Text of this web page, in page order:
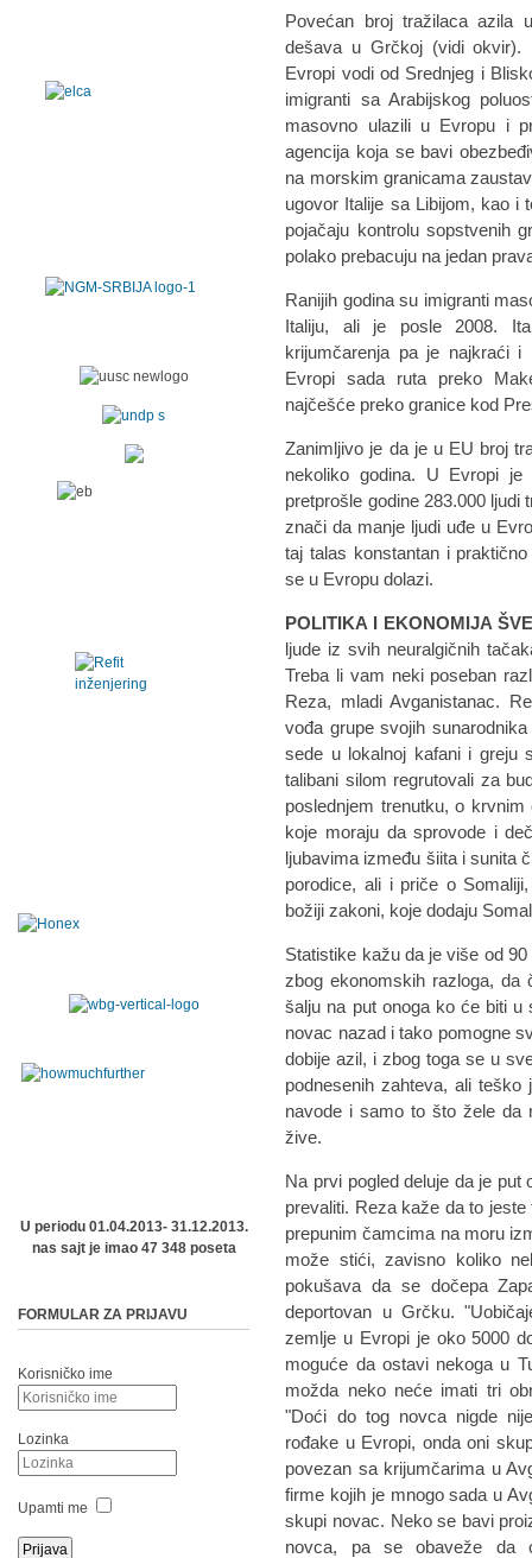
Povećan broj tražilaca azila
dešava u Grčkoj (vidi okvir).
Evropi vodi od Srednjeg i
imigranti sa Arabijskog
masovno ulazili u Evropu i
agencija koja se bavi
na morskim granicama
ugovor Italije sa Libijom, kao i
pojačaju kontrolu sopstvenih
polako prebacuju na jedan
Ranijih godina su imigranti
Italiju, ali je posle 2008.
krijumčarenja pa je najkraći
Evropi sada ruta preko
najčešće preko granice kod
Zanimljivo je da je u EU broj
nekoliko godina. U Evropi
pretprošle godine 283.000 ljudi
znači da manje ljudi uđe u
taj talas konstantan i
se u Evropu dolazi.
POLITIKA I EKONOMIJA
ljude iz svih neuralgičnih
Treba li vam neki poseban
Reza, mladi Avganistanac.
vođa grupe svojih
sede u lokalnoj kafani i greju
talibani silom regrutovali za
poslednjem trenutku, o
koje moraju da sprovode i
ljubavima između šiita i sunita
porodice, ali i priče o
božiji zakoni, koje dodaju
Statistike kažu da je više od
zbog ekonomskih razloga, da
šalju na put onoga ko će biti u
novac nazad i tako pomogne
dobije azil, i zbog toga se u
podnesenih zahteva, ali
navode i samo to što žele da
žive.
Na prvi pogled deluje da je put
prevaliti. Reza kaže da to
prepunim čamcima na moru
može stići, zavisno koliko
pokušava da se dočepa
deportovan u Grčku.
zemlje u Evropi je oko 5000
moguće da ostavi nekoga u
možda neko neće imati tri
"Doći do tog novca nigde
rođake u Evropi, onda oni
povezan sa krijumčarima u
firme kojih je mnogo sada u
skupi novac. Neko se bavi
novca, pa se obaveže da
U periodu 01.04.2013- 31.12.2013.
nas sajt je imao 47 348 poseta
FORMULAR ZA PRIJAVU
Korisničko ime
Lozinka
Upamti me